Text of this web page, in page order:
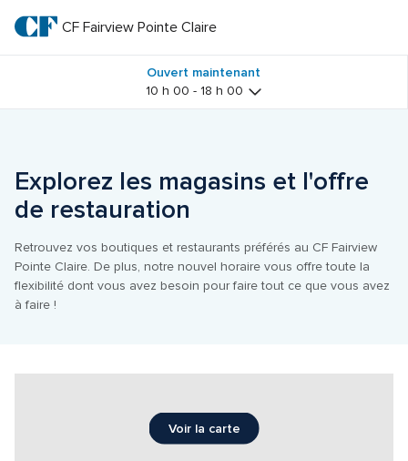
texte
principal
CF
Pointe
CF Fairview Pointe Claire
Ouvert maintenant
10 h 00 - 18 h 00
Explorez les magasins et l'offre
de restauration
Retrouvez vos boutiques et restaurants préférés au CF Fairview
Pointe Claire. De plus, notre nouvel horaire vous offre toute la
flexibilité dont vous avez besoin pour faire tout ce que vous avez
à faire !
Voir la carte